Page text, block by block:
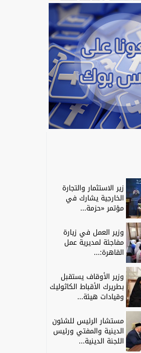
زير الاستثمار والتجارة
الخارجية يشارك في
مؤتمر «حزمة...
وزير العمل في زيارة
مفاجئة لمديرية عمل
القاهرة:...
وزير الأوقاف يستقبل
بطريرك الأقباط الكاثوليك
وقيادات هيئة...
مستشار الرئيس للشئون
الدينية والمفتي ورئيس
اللجنة الدينية...